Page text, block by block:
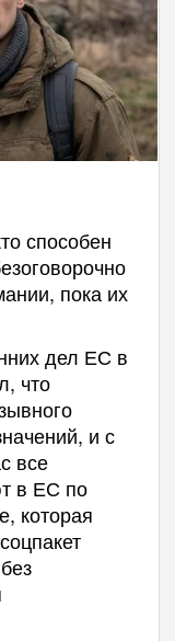
способен
пока их
дел ЕС в
что
и с
все
в ЕС по
которая